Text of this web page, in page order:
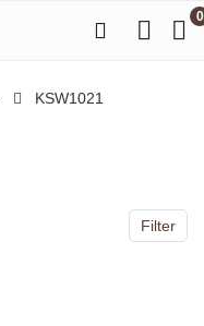
0
‎KSW1021
Filter